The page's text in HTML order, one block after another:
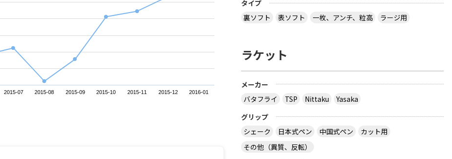
2015-07 2015-08 2015-09 2015-10 2015-11 2015-12 2016-01
タイプ
裏ソフト
表ソフト 一枚、アンチ、粒高 ラージ用
ラケット
メーカー
バタフライ
TSP Nittaku
Yasaka
グリップ
シェーク
日本式ペン 中国式ペン
カット用
その他（異質、反転）